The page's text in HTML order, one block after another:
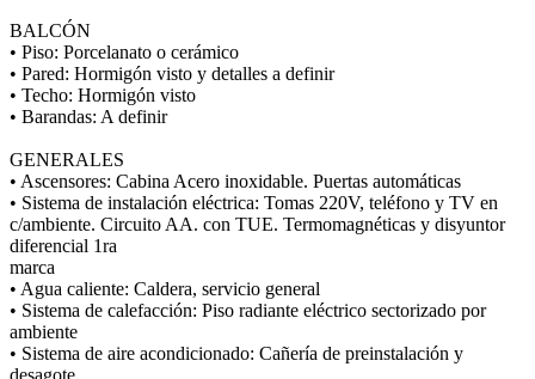
BALCÓN
• Piso: Porcelanato o cerámico
• Pared: Hormigón visto y detalles a definir
• Techo: Hormigón visto
• Barandas: A definir
GENERALES
• Ascensores: Cabina Acero inoxidable. Puertas automáticas
• Sistema de instalación eléctrica: Tomas 220V, teléfono y TV en
c/ambiente. Circuito AA. con TUE. Termomagnéticas y disyuntor
diferencial 1ra
marca
• Agua caliente: Caldera, servicio general
• Sistema de calefacción: Piso radiante eléctrico sectorizado por
ambiente
• Sistema de aire acondicionado: Cañería de preinstalación y